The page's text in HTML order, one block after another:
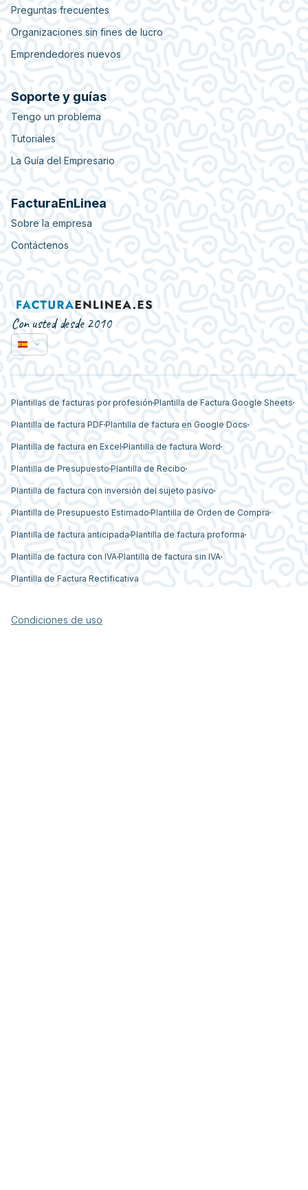
Preguntas frecuentes
Organizaciones sin fines de lucro
Emprendedores nuevos
Soporte y guías
Tengo un problema
Tutoriales
La Guía del Empresario
FacturaEnLinea
Sobre la empresa
Contáctenos
Con usted desde 2010
Plantillas de facturas por profesión Plantilla de Factura Google Sheets
Plantilla de factura PDF Plantilla de factura en Google Docs
Plantilla de factura en Excel Plantilla de factura Word
Plantilla de Presupuesto Plantilla de Recibo
Plantilla de factura con inversión del sujeto pasivo
Plantilla de Presupuesto Estimado Plantilla de Orden de Compra
Plantilla de factura anticipada Plantilla de factura proforma
Plantilla de factura con IVA Plantilla de factura sin IVA
Plantilla de Factura Rectificativa
Condiciones de uso